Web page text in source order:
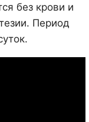
без крови и
Период